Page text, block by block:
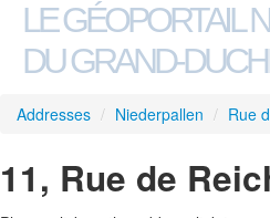
LE GÉOPORTAIL
DU GRAND-
Addresses / Niederpallen / Rue
11, Rue de